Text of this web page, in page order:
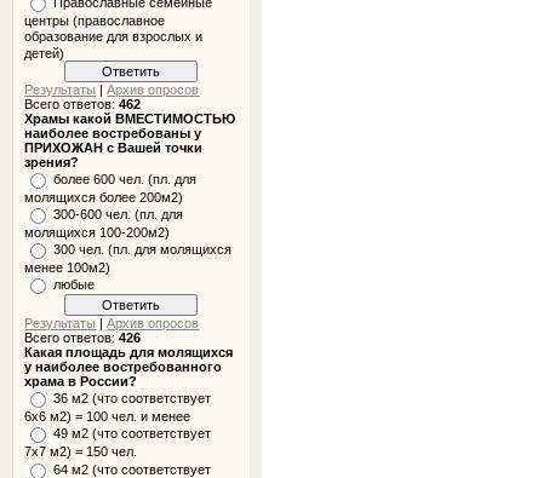
центры (православное
образование для взрослых и
детей)
Результаты |Архив опросов
Всего ответов:462
Храмы какой ВМЕСТИМОСТЬЮ
наиболее востребованы у
ПРИХОЖАН с Вашей точки
зрения?
более 600 чел. (пл. для
молящихся более 200м2)
300-600 чел. (пл. для
молящихся 100-200м2)
300 чел. (пл. для молящихся
менее 100м2)
любые
Результаты |Архив опросов
Всего ответов:426
Какая площадь для молящихся
у наиболее востребованного
храма в России?
36 м2 (что соответствует
6x6 м2) = 100 чел. и менее
49 м2 (что соответствует
7x7 м2) = 150 чел.
64 м2 (что соответствует